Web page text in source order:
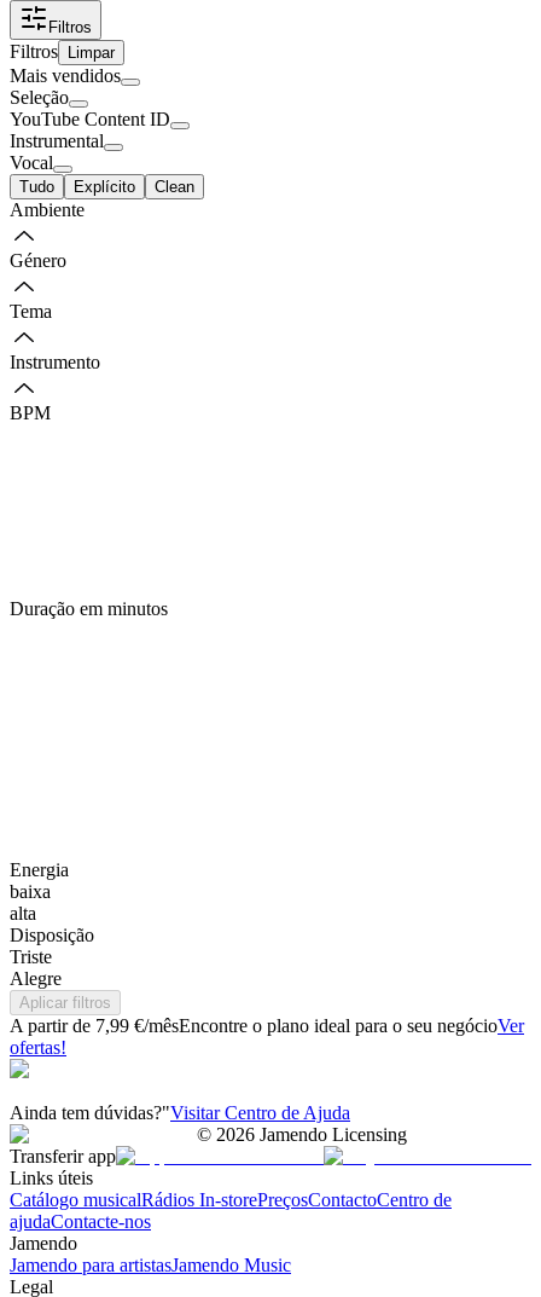
Filtros
Filtros Limpar
Mais vendidos
Seleção
YouTube Content ID
Instrumental
Vocal
Tudo Explícito Clean
Ambiente
Género
Tema
Instrumento
BPM
Duração em minutos
Energia
baixa
alta
Disposição
Triste
Alegre
Aplicar filtros
A partir de 7,99 €/mêsEncontre o plano ideal para o seu negócioVer
ofertas!
Ainda tem dúvidas?"Visitar Centro de Ajuda
© 2026 Jamendo Licensing
Transferir app
Links úteis
Catálogo musicalRádios In-storePreçosContactoCentro de
ajudaContacte-nos
Jamendo
Jamendo para artistasJamendo Music
Legal